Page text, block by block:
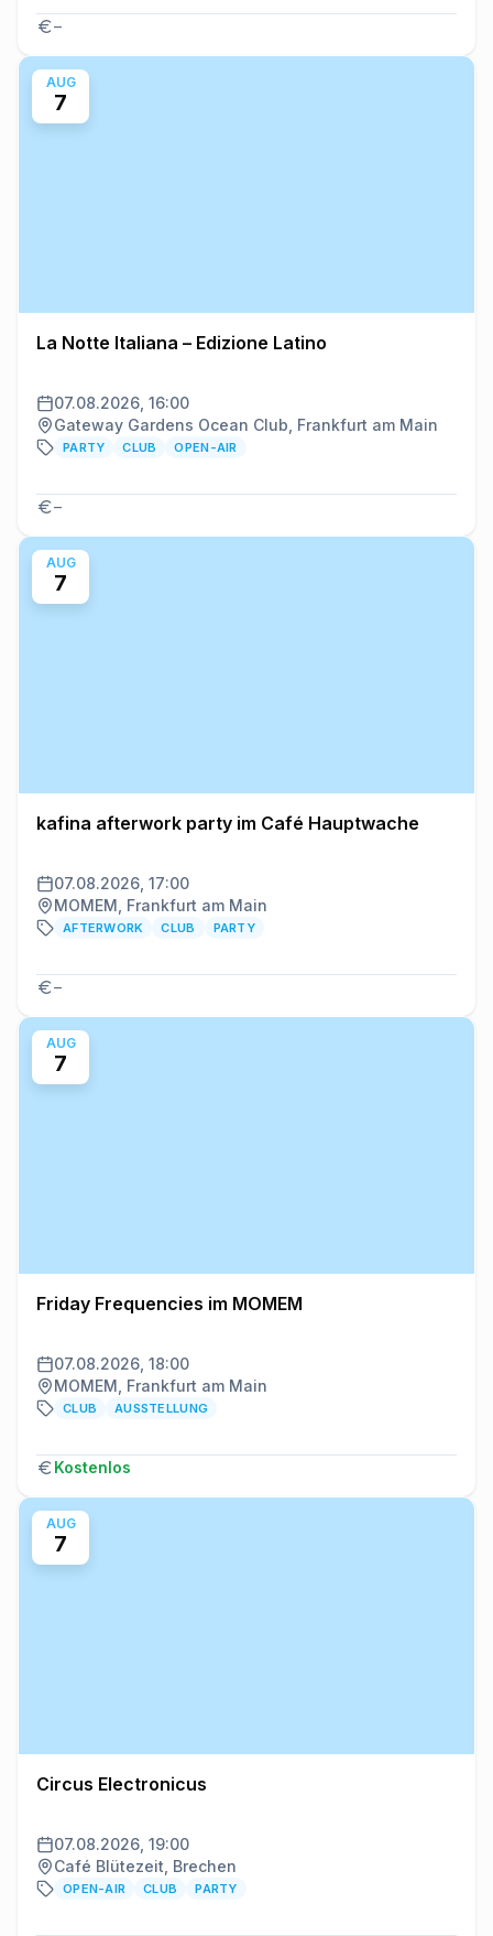
–
AUG
7
La Notte Italiana – Edizione Latino
07.08.2026, 16:00
Gateway Gardens Ocean Club, Frankfurt am Main
PARTY CLUB OPEN-AIR
–
AUG
7
kafina afterwork party im Café Hauptwache
07.08.2026, 17:00
MOMEM, Frankfurt am Main
AFTERWORK CLUB PARTY
–
AUG
7
Friday Frequencies im MOMEM
07.08.2026, 18:00
MOMEM, Frankfurt am Main
CLUB AUSSTELLUNG
Kostenlos
AUG
7
Circus Electronicus
07.08.2026, 19:00
Café Blütezeit, Brechen
OPEN-AIR CLUB PARTY